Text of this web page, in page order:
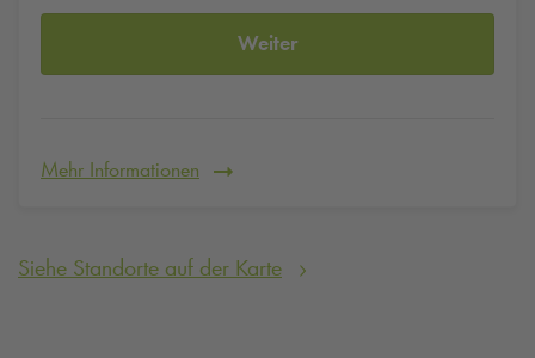
Weiter
Mehr Informationen
Siehe Standorte auf der Karte